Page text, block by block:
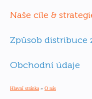
Naše cíle &
Způsob distribuce
Obchodní údaje
Hlavní stránka » O nás